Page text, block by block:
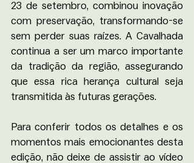
23 de setembro, combinou inovação
com preservação, transformando-se
sem perder suas raízes. A Cavalhada
continua a ser um marco importante
da tradição da região, assegurando
que essa rica herança cultural seja
transmitida às futuras gerações.
Para conferir todos os detalhes e os
momentos mais emocionantes desta
edição, não deixe de assistir ao vídeo